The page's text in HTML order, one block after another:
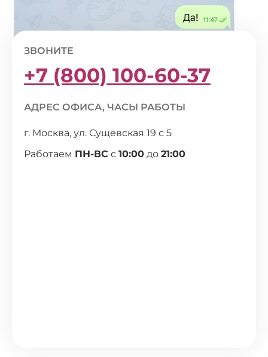
ЗВОНИТЕ
+7 (800) 100-60-37
АДРЕС ОФИСА, ЧАСЫ РАБОТЫ
г. Москва, ул. Сущевская 19 с 5
Работаем ПН-ВС с 10:00 до 21:00